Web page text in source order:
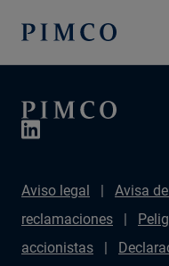
Aviso legal Avisa
reclamaciones
accionistas